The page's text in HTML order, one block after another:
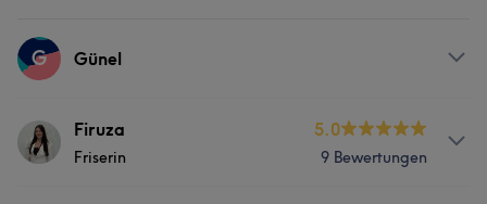
G Günel
ServicesFiruza
Friserin
5.0
9 Bewertungen